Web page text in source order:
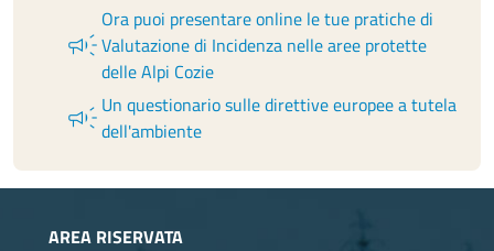
campaign
Ora puoi presentare online le tue pratiche di
Valutazione di Incidenza nelle aree protette
delle Alpi Cozie
campaign Un questionario sulle direttive europee a tutela
dell'ambiente
AREA RISERVATA